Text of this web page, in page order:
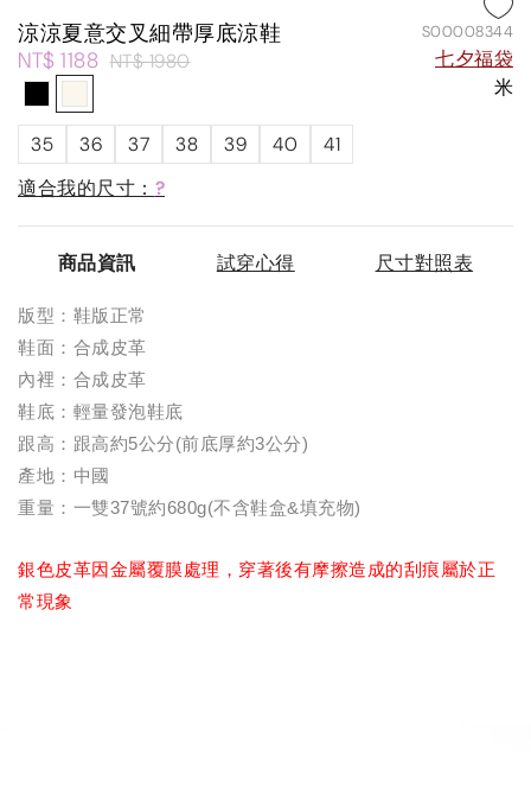
涼涼夏意交叉細帶厚底涼鞋 S00008344
NT$ 1188 NT$ 1980
七夕福袋
米
35 36 37 38 39 40
41
適合我的尺寸： ?
商品資訊 試穿心得 尺寸對照表
版型：鞋版正常
鞋面：合成皮革
內裡：合成皮革
鞋底：輕量發泡鞋底
跟高：跟高約5公分(前底厚約3公分)
產地：中國
重量：一雙37號約680g(不含鞋盒&填充物)
銀色皮革因金屬覆膜處理，穿著後有摩擦造成的刮痕屬於正
常現象